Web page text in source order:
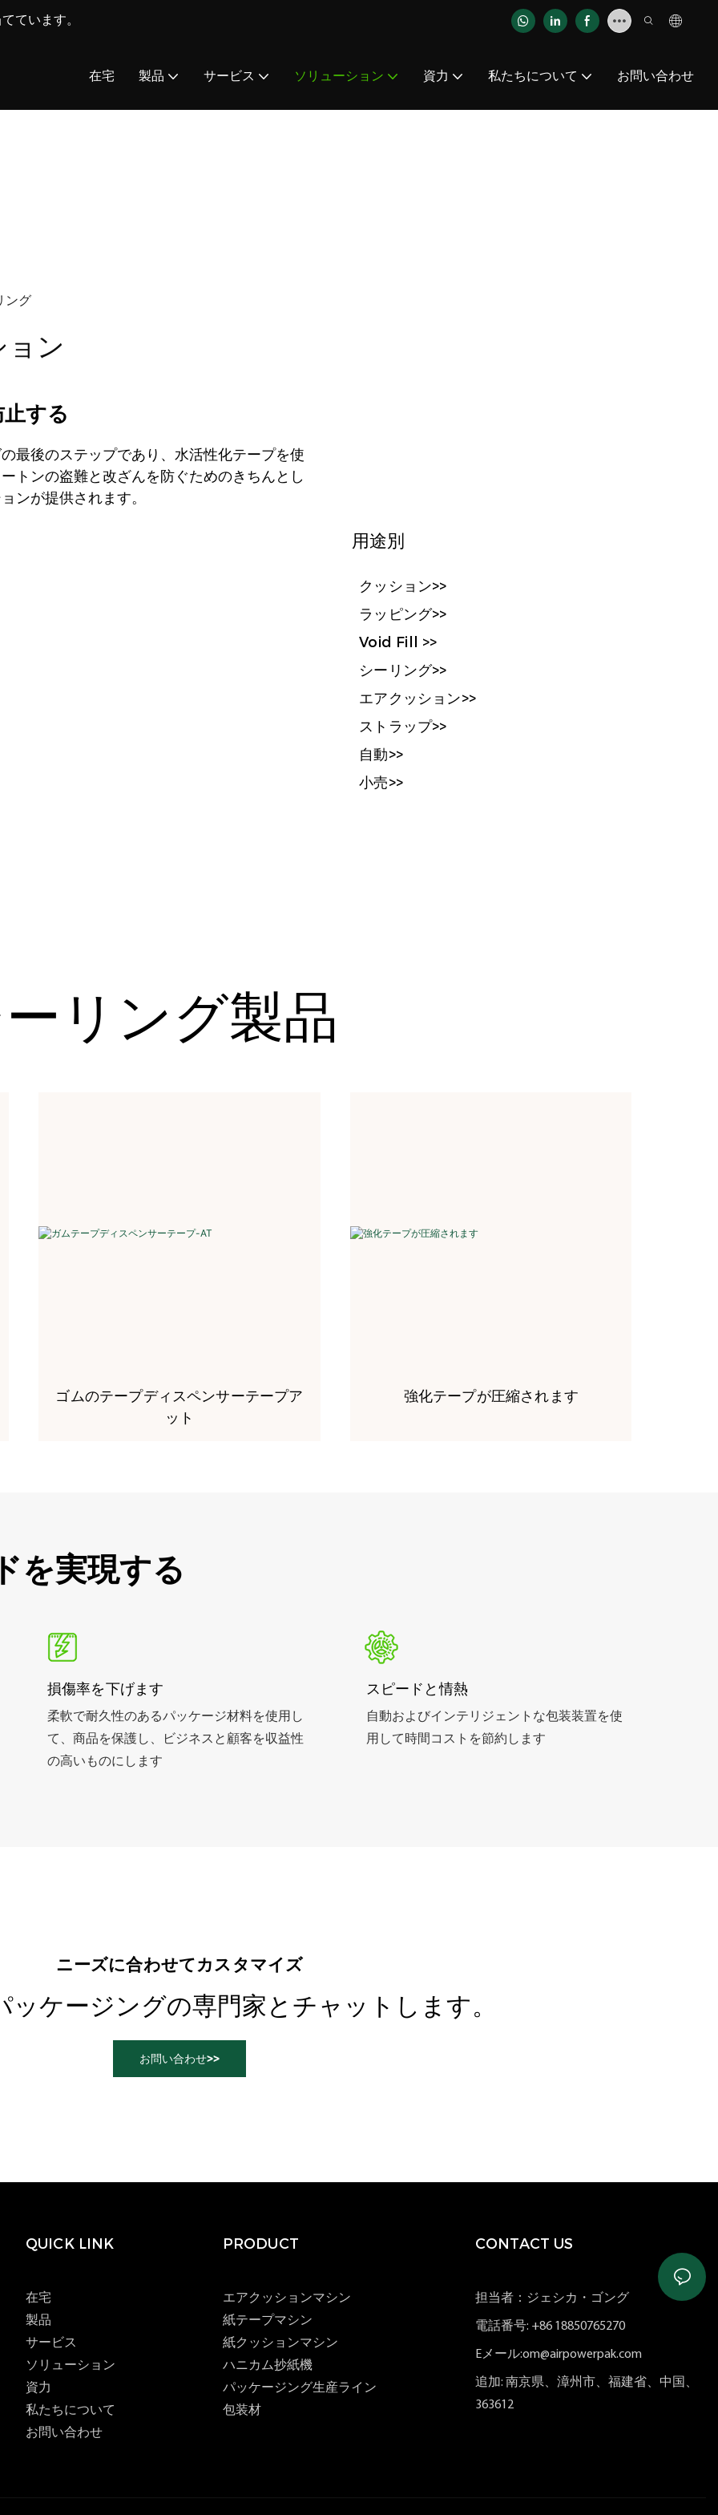
ています。
在宅 製品 サービス ソリューション 資力 私たちについて お問い合わせ
ング
ン
する
最後のステップであり、水活性化テープを使
トンの盗難と改ざんを防ぐためのきちんとし
ンが提供されます。
用途別
クッション>>
ラッピング>>
Void Fill >>
シーリング>>
エアクッション>>
ストラップ>>
自動>>
小売>>
リング製品
ゴムのテープディスペンサーテープア
ット
強化テープが圧縮されます
を実現する
損傷率を下げます
柔軟で耐久性のあるパッケージ材料を使用し
て、商品を保護し、ビジネスと顧客を収益性
の高いものにします
スピードと情熱
自動およびインテリジェントな包装装置を使
用して時間コストを節約します
ニーズに合わせてカスタマイズ
ッケージングの専門家とチャットします。
お問い合わせ>>
QUICK LINK
在宅
製品
サービス
ソリューション
資力
私たちについて
お問い合わせ
PRODUCT
エアクッションマシン
紙テープマシン
紙クッションマシン
ハニカム抄紙機
パッケージング生産ライン
包装材
CONTACT US
担当者：ジェシカ・ゴング
電話番号: +86 18850765270
Eメール:om@airpowerpak.com
追加: 南京県、漳州市、福建省、中国、
363612